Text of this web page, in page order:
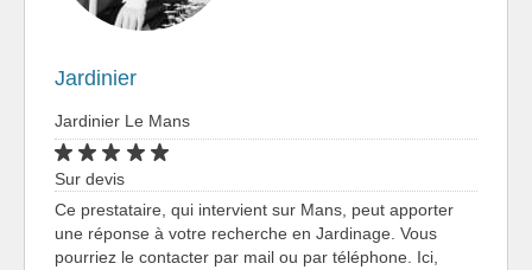
Jardinier
Jardinier Le Mans
Sur devis
Ce prestataire, qui intervient sur Mans, peut apporter
une réponse à votre recherche en Jardinage. Vous
pourriez le contacter par mail ou par téléphone. Ici,